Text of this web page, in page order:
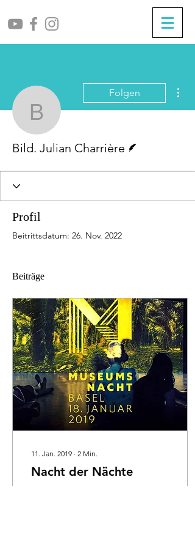
Bild. Julian
Folgen
Bild. Julian Charrière
Profil
Beitrittsdatum: 26. Nov. 2022
Beiträge
11. Jan. 2019 ∙ 2 Min.
Nacht der Nächte